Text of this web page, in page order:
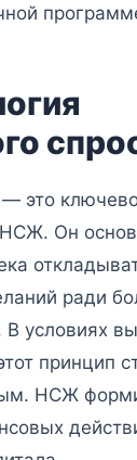
это
Он
ради
условиях
принцип
НСЖ